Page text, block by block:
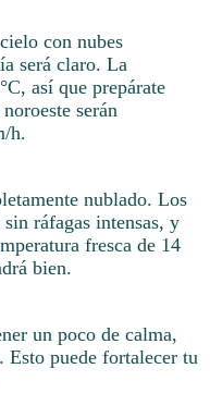
con nubes
será claro. La
así que prepárate
serán
h.
nublado. Los
ráfagas intensas, y
fresca de 14
bien.
un poco de calma,
Esto puede fortalecer tu